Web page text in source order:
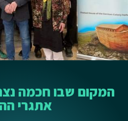
המקום שבו חכמה
אתגרי